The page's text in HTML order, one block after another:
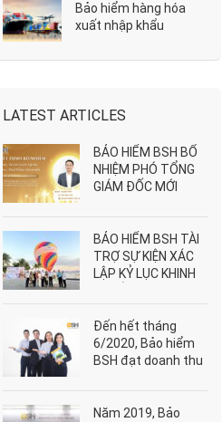
Bảo hiểm hàng hóa
xuất nhập khẩu
LATEST ARTICLES
BẢO HIỂM BSH BỔ
NHIỆM PHÓ TỔNG
GIÁM ĐỐC MỚI
BẢO HIỂM BSH TÀI
TRỢ SỰ KIỆN XÁC
LẬP KỶ LỤC KHINH
VIỆT NAM
Đến hết tháng
6/2020, Bảo hiểm
BSH đạt doanh thu
Năm 2019, Bảo